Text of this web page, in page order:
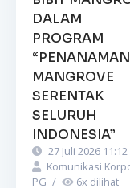
DALAM
PROGRAM
“PENANAMAN
MANGROVE
SERENTAK
SELURUH
INDONESIA”
27 Juli 2026 11:12
Komunikasi
PG / 6x dilihat